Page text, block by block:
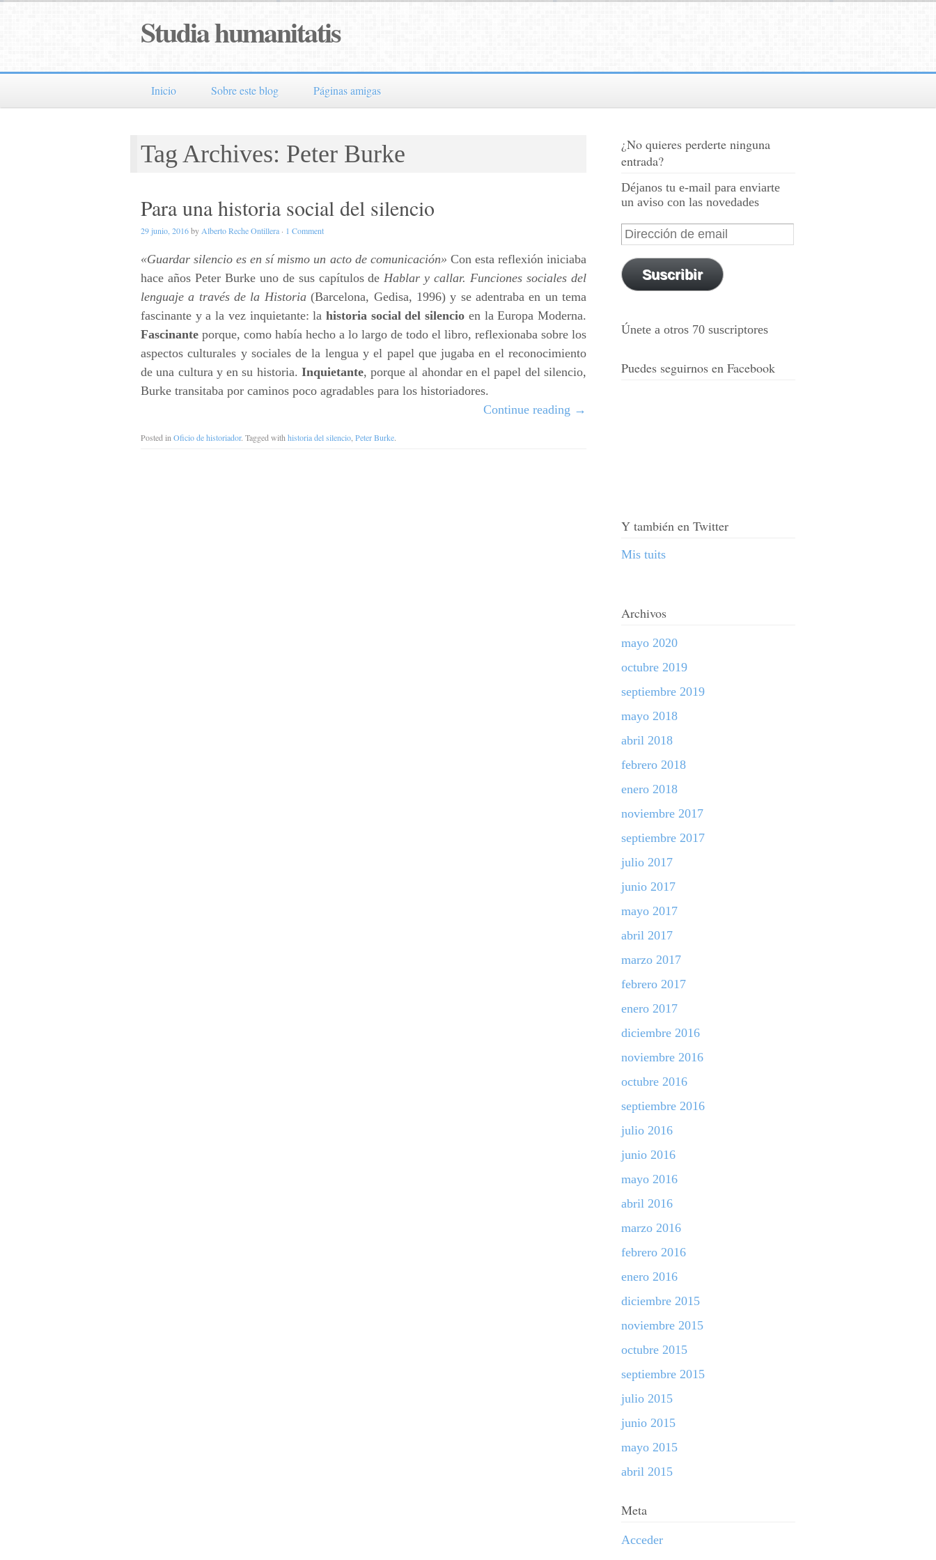
Studia humanitatis
Inicio Sobre este blog Páginas amigas
Tag Archives: Peter Burke
Para una historia social del silencio
29 junio, 2016by Alberto Reche Ontillera · 1 Comment
«Guardar silencio es en sí mismo un acto de comunicación» Con esta reflexión iniciaba
hace años Peter Burke uno de sus capítulos deHablar y callar. Funciones sociales del
lenguaje a través de la Historia(Barcelona, Gedisa, 1996) y se adentraba en un tema
fascinante y a la vez inquietante: la historia social del silencio en la Europa Moderna.
Fascinante porque, como había hecho a lo largo de todo el libro, reflexionaba sobre los
aspectos culturales y sociales de la lengua y el papel que jugaba en el reconocimiento
de una cultura y en su historia. Inquietante, porque al ahondar en el papel del silencio,
Burke transitaba por caminos poco agradables para los historiadores.
Continue reading →
Posted in Oficio de historiador. Tagged with historia del silencio Peter Burke.
¿No quieres perderte ninguna
entrada?
Déjanos tu e-mail para enviarte
un aviso con las novedades
Suscribir
Únete a otros 70 suscriptores
Puedes seguirnos en Facebook
Y también en Twitter
Mis tuits
Archivos
mayo 2020
octubre 2019
septiembre 2019
mayo 2018
abril 2018
febrero 2018
enero 2018
noviembre 2017
septiembre 2017
julio 2017
junio 2017
mayo 2017
abril 2017
marzo 2017
febrero 2017
enero 2017
diciembre 2016
noviembre 2016
octubre 2016
septiembre 2016
julio 2016
junio 2016
mayo 2016
abril 2016
marzo 2016
febrero 2016
enero 2016
diciembre 2015
noviembre 2015
octubre 2015
septiembre 2015
julio 2015
junio 2015
mayo 2015
abril 2015
Meta
Acceder